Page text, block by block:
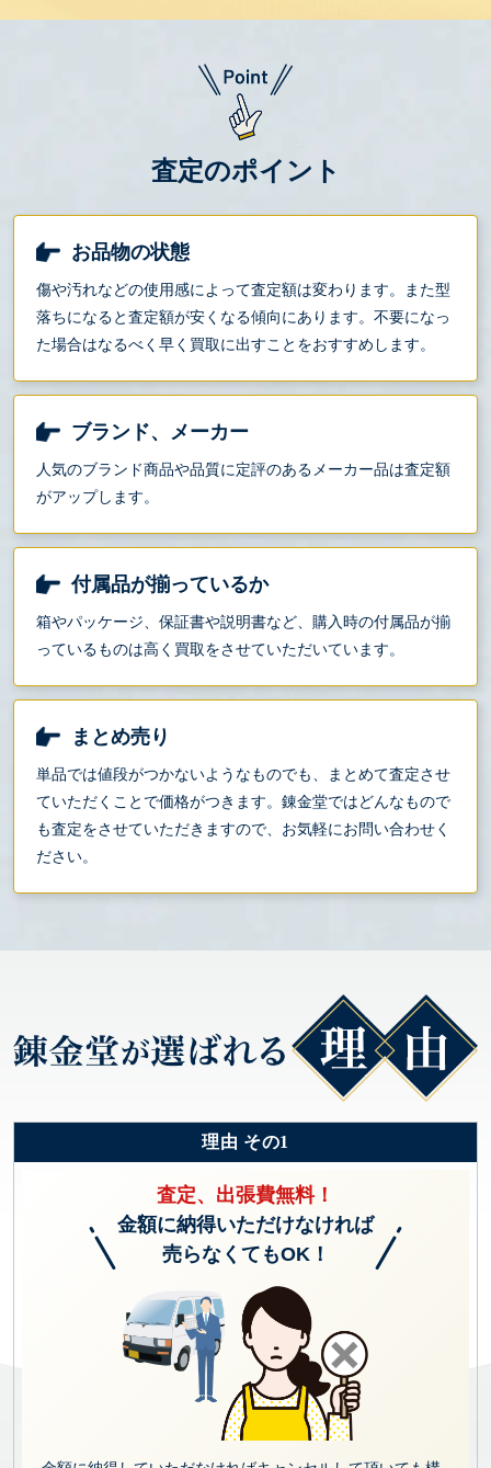
査定のポイント
お品物の状態
傷や汚れなどの使用感によって査定額は変わります。また型
落ちになると査定額が安くなる傾向にあります。不要になっ
た場合はなるべく早く買取に出すことをおすすめします。
ブランド、メーカー
人気のブランド商品や品質に定評のあるメーカー品は査定額
がアップします。
付属品が揃っているか
箱やパッケージ、保証書や説明書など、購入時の付属品が揃
っているものは高く買取をさせていただいています。
まとめ売り
単品では値段がつかないようなものでも、まとめて査定させ
ていただくことで価格がつきます。錬金堂ではどんなもので
も査定をさせていただきますので、お気軽にお問い合わせく
ださい。
理由 その1
査定、出張費無料！
金額に納得いただけなければ
売らなくてもOK！